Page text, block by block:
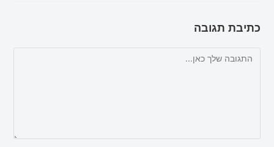
כתיבת תגובה